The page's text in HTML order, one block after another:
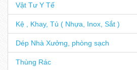
Vật Tư Y Tế
Kệ , Khay, Tủ ( Nhựa, Inox, Sắt )
Dép Nhà Xưởng, phòng sạch
Thùng Rác